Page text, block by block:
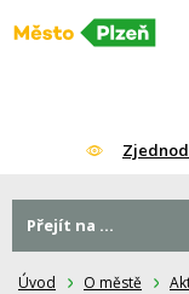
Přeskočit
Úvod O městě
Přejít na ...